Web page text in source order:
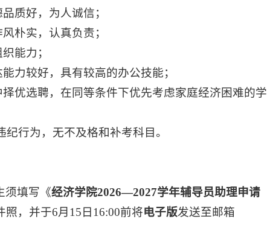
质好，为人诚信；
朴实，认真负责；
能力；
力较好，具有较高的办公技能；
优选聘，在同等条件下优先考虑家庭经济困难的学
行为，无不及格和补考科目。
须填写《经济学院2026—2027学年辅导员助理申请
，并于6月15日16:00前将电子版发送至邮箱